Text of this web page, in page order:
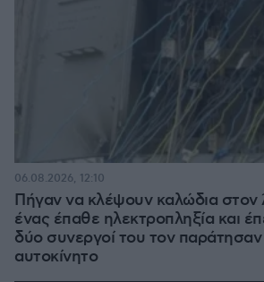
Πήγαν να κλέψουν καλώδια στον
ένας έπαθε ηλεκτροπληξία και
δύο συνεργοί του τον
αυτοκίνητο
06.08.2026, 12:10